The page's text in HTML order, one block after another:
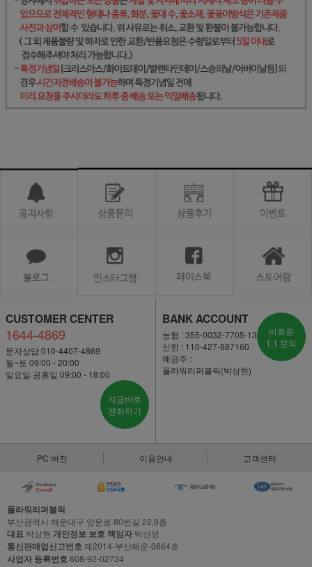
CUSTOMER CENTER
1644-4869
문자상담 010-4407-4869
월~토 09:00 - 20:00
일요일·공휴일 09:00 - 18:00
지금바로
전화하기
BANK ACCOUNT
농협 : 355-0032-7705-13
신한 : 110-427-887160
예금주 :
플라워리퍼블릭(박상현)
비회원
1:1 문의
PC 버전 이용안내 고객센터
플라워리퍼블릭
부산광역시 해운대구 양운로 80번길 22,9층
대표 박상현 개인정보 보호 책임자 박신영
통신판매업신고번호제2014-부산해운-0664호
사업자 등록번호608-92-02734